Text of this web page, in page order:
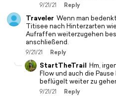
9/21/21 Reply
Traveler Wenn man
Titisee nach Hinterzarten
Aufraffen weiterzugehen
anschließend.
9/21/21 Reply
StartTheTrail Hm,
Flow und auch die
beflügelt weiter zu
9/21/21 Reply